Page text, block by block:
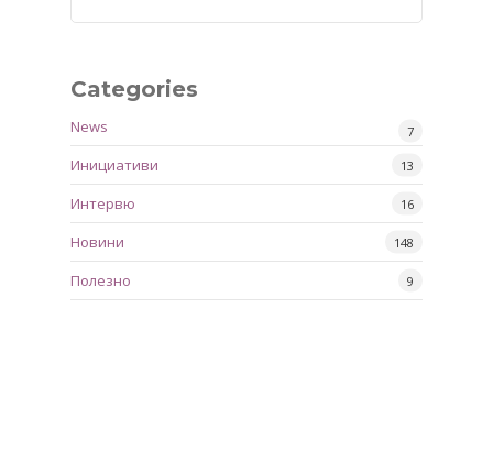
Categories
News 7
Инициативи 13
Интервю 16
Новини 148
Полезно 9